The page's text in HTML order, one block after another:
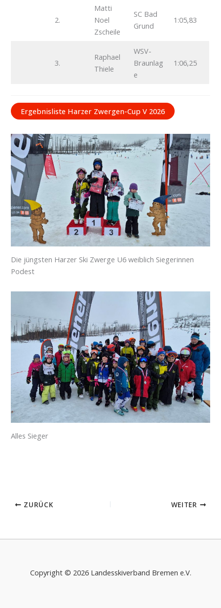
2.
Matti
Noel
Zscheile
SC Bad
Grund
1:05,83
3.
Raphael
Thiele
WSV-
Braunlag
e
1:06,25
Ergebnisliste Harzer Zwergen-Cup V 2026
Die jüngsten Harzer Ski Zwerge U6 weiblich Siegerinnen
Podest
Alles Sieger
ZURÜCK WEITER
Copyright © 2026 Landesskiverband Bremen e.V.